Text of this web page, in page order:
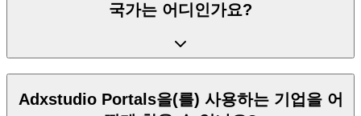
국가는 어디인가요?
Adxstudio Portals을(를) 사용하는 기업을 어